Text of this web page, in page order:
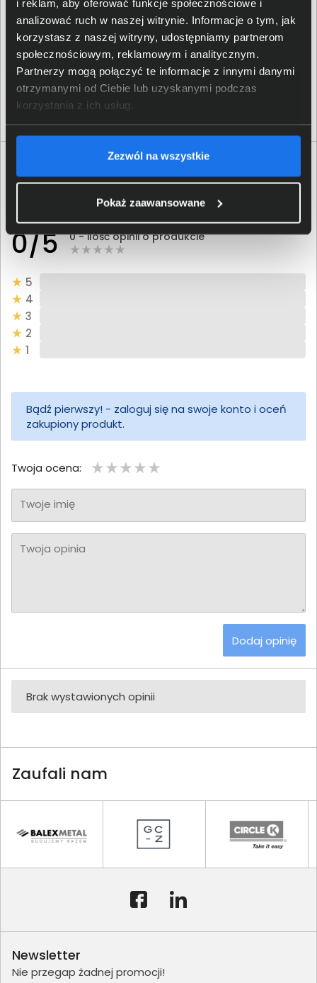
i reklam, aby oferować funkcje społecznościowe i
analizować ruch w naszej witrynie. Informacje o tym, jak
korzystasz z naszej witryny, udostępniamy partnerom
społecznościowym, reklamowym i analitycznym.
Partnerzy mogą połączyć te informacje z innymi danymi
otrzymanymi od Ciebie lub uzyskanymi podczas
korzystania z ich usług.
Zezwól na wszystkie
Pokaż zaawansowane
Tusz HP 304 trójkolorowy N9K05AE
70,00 zł
netto: 56,91 zł
Włóż do torby
Opinie o produkcie
0/5 0 - ilość opinii o produkcie
5
4
3
2
1
Bądź pierwszy! - zaloguj się na swoje konto i oceń
zakupiony produkt.
Twoja ocena:
Twoje imię
Twoja opinia
Dodaj opinię
Brak wystawionych opinii
Zaufali nam
Newsletter
Nie przegap żadnej promocji!